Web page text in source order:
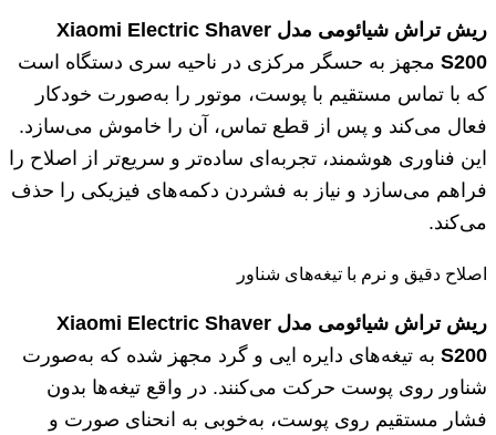
ریش تراش شیائومی مدل Xiaomi Electric Shaver
S200 مجهز به حسگر مرکزی در ناحیه سری دستگاه است
که با تماس مستقیم با پوست، موتور را به‌صورت خودکار
فعال می‌کند و پس از قطع تماس، آن را خاموش می‌سازد.
این فناوری هوشمند، تجربه‌ای ساده‌تر و سریع‌تر از اصلاح را
فراهم می‌سازد و نیاز به فشردن دکمه‌های فیزیکی را حذف
می‌کند.
اصلاح دقیق و نرم با تیغه‌های شناور
ریش تراش شیائومی مدل Xiaomi Electric Shaver
S200 به تیغه‌های دایره ایی و گرد مجهز شده که به‌صورت
شناور روی پوست حرکت می‌کنند. در واقع تیغه‌ها بدون
فشار مستقیم روی پوست، به‌خوبی به انحنای صورت و